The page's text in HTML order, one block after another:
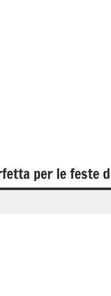
per le feste